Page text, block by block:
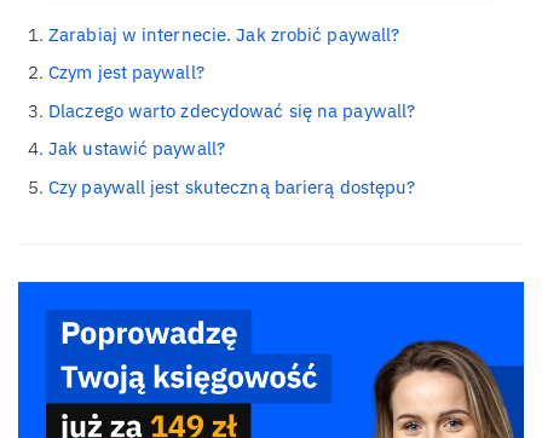
Zarabiaj w internecie. Jak zrobić paywall?
Czym jest paywall?
Dlaczego warto zdecydować się na paywall?
Jak ustawić paywall?
Czy paywall jest skuteczną barierą dostępu?